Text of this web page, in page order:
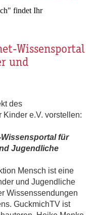
findet Ihr
Wissensportal
und
des
e.V. vorstellen:
für
Jugendliche
Mensch ist eine
und Jugendliche
Wissenssendungen
GuckmichTV ist